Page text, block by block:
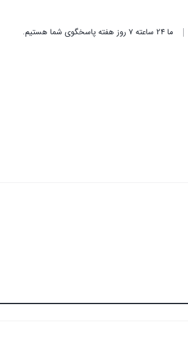
ما 24 ساعته 7 روز هفته پاسخگوی شما هستیم.